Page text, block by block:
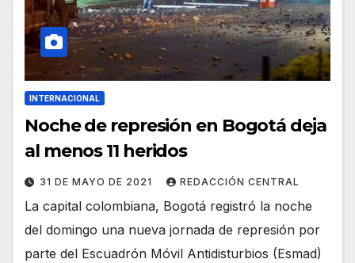
INTERNACIONAL
Noche de represión en Bogotá deja
al menos 11 heridos
31 DE MAYO DE 2021 REDACCIÓN CENTRAL
La capital colombiana, Bogotá registró la noche
del domingo una nueva jornada de represión por
parte del Escuadrón Móvil Antidisturbios (Esmad)